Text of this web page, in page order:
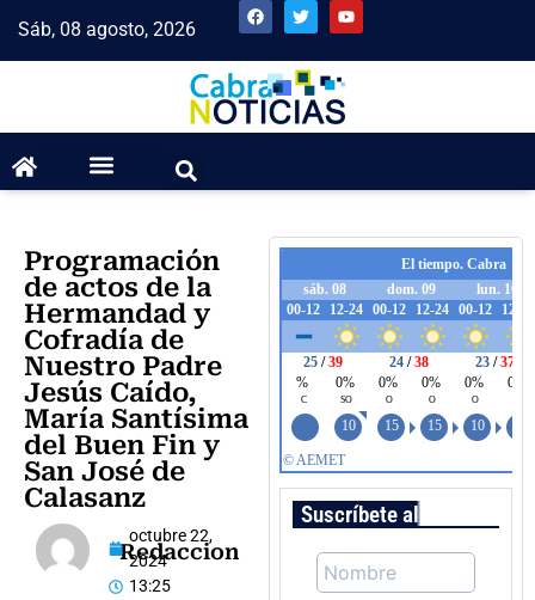
Sáb, 08 agosto, 2026
Programación
de actos de la
Hermandad y
Cofradía de
Nuestro Padre
Jesús Caído,
María Santísima
del Buen Fin y
San José de
Calasanz
Redaccion
octubre 22,
2024
13:25
Suscríbete al boletín